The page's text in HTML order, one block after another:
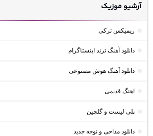
آرشیو موزیک
ریمیکس ترکی
دانلود آهنگ ترند اینستاگرام
دانلود آهنگ هوش مصنوعی
اهنگ قدیمی
پلی لیست و گلچین
دانلود مداحی و نوحه جدید